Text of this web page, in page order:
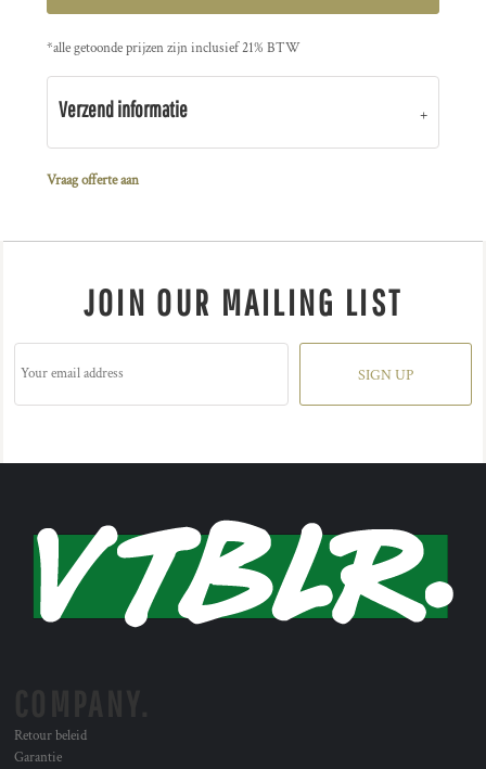
*alle getoonde prijzen zijn inclusief 21% BTW
Verzend informatie
Vraag offerte aan
JOIN OUR MAILING LIST
SIGN UP
Retour beleid
Garantie